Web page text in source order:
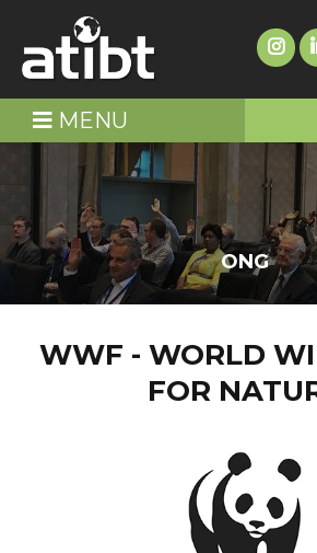
MENU
ONG
WWF - WORLD
FOR